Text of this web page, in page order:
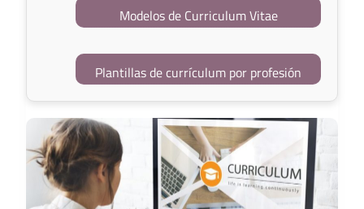
Modelos de Curriculum Vitae
Plantillas de currículum por profesión